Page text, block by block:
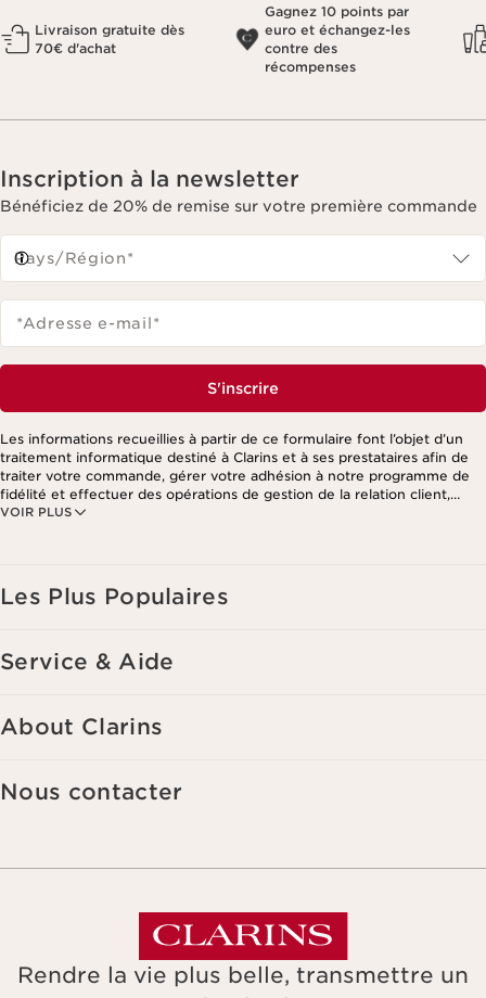
Livraison gratuite dès
70€ d'achat
Gagnez 10 points par
euro et échangez-les
contre des
récompenses
Inscription à la newsletter
Bénéficiez de 20% de remise sur votre première commande
Pays/Région*
*Adresse e-mail*
S'inscrire
VOIR PLUS
Les informations recueillies à partir de ce formulaire font l’objet d’un
traitement informatique destiné à Clarins et à ses prestataires afin de
traiter votre commande, gérer votre adhésion à notre programme de
fidélité et effectuer des opérations de gestion de la relation client,
notamment pour vous adresser des offres personnalisées en fonction
Les Plus Populaires
Service & Aide
About Clarins
Nous contacter
Rendre la vie plus belle, transmettre un